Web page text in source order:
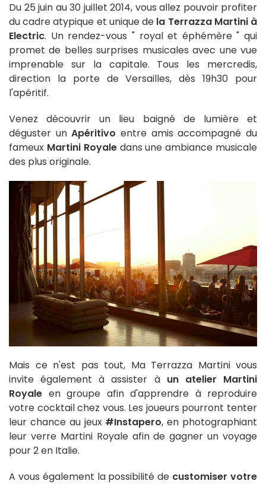
Du 25 juin au 30 juillet 2014, vous allez pouvoir profiter
du cadre atypique et unique de la Terrazza Martini à
Electric. Un rendez-vous " royal et éphémère " qui
promet de belles surprises musicales avec une vue
imprenable sur la capitale. Tous les mercredis,
direction la porte de Versailles, dès 19h30 pour
l'apéritif.
Venez découvrir un lieu baigné de lumière et
déguster unApéritivo entre amis accompagné du
fameux Martini Royaledans une ambiance musicale
des plus originale.
Mais ce n'est pas tout, Ma Terrazza Martini vous
invite également à assister à un atelier Martini
Royale en groupe afin d'apprendre à reproduire
votre cocktail chez vous. Les joueurs pourront tenter
leur chance au jeux #Instapero, en photographiant
leur verre Martini Royale afin de gagner un voyage
pour 2 en Italie.
A vous également la possibilité de customiser votre